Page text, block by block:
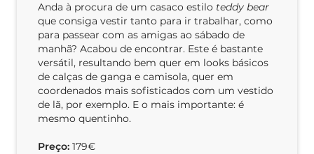
Anda à procura de um casaco estilo teddy bear
que consiga vestir tanto para ir trabalhar, como
para passear com as amigas ao sábado de
manhã? Acabou de encontrar. Este é bastante
versátil, resultando bem quer em looks básicos
de calças de ganga e camisola, quer em
coordenados mais sofisticados com um vestido
de lã, por exemplo. E o mais importante: é
mesmo quentinho.
Preço: 179€